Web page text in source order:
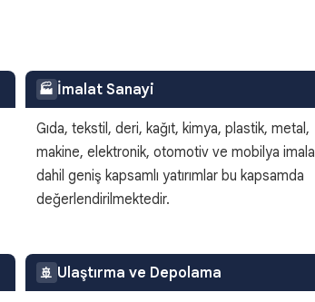
🏭 İmalat Sanayi
Gıda, tekstil, deri, kağıt, kimya, plastik, metal,
makine, elektronik, otomotiv ve mobilya
dahil geniş kapsamlı yatırımlar bu kapsamda
değerlendirilmektedir.
🚢 Ulaştırma ve Depolama